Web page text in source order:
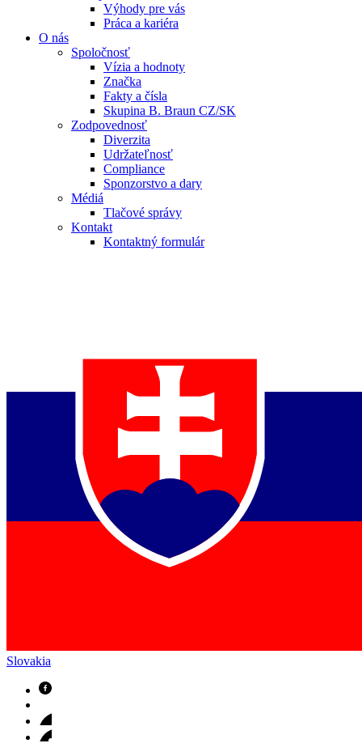
Výhody pre vás
Práca a kariéra
O nás
Spoločnosť
Vízia a hodnoty
Značka
Fakty a čísla
Skupina B. Braun CZ/SK
Zodpovednosť
Diverzita
Udržateľnosť
Compliance
Sponzorstvo a dary
Médiá
Tlačové správy
Kontakt
Kontaktný formulár
Slovakia